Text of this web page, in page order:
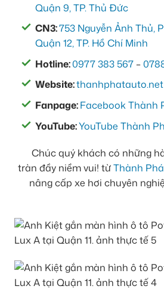
Quận 9, TP. Thủ Đức
CN3:753 Nguyễn Ảnh Thủ,
Quận 12, TP. Hồ Chí Minh
Hotline:0977 383 567 –
Website:thanhphatauto.net
Fanpage:Facebook Thành
YouTube:YouTube Thành
Chúc quý khách có những
tràn đầy niềm vui! từThành
nâng cấp xe hơi chuyên